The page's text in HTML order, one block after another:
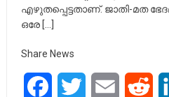
എഴുതപ്പെട്ടതാണ്. ജാതി-മത
ഒരേ […]
Share News
FacebookTwitter Email